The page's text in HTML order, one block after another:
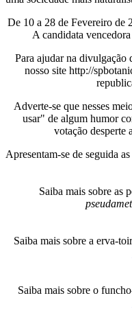
De 10 a 28 de Fevereiro de
A candidata
Para ajudar na divulgação
nosso site http://
Adverte-se que nesses
usar" de algum humor
votação desperte
Apresentam-se de seguida
Saiba mais sobre as
Saiba mais sobre a erva-
Saiba mais sobre o